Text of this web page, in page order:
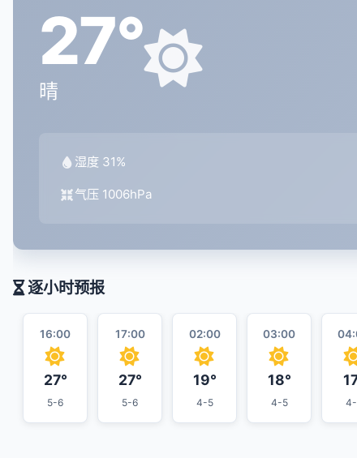
27°
晴
湿度 31%
气压 1006hPa
逐小时预报
16:00
27°
5-6
17:00
27°
5-6
02:00
19°
4-5
03:00
18°
4-5